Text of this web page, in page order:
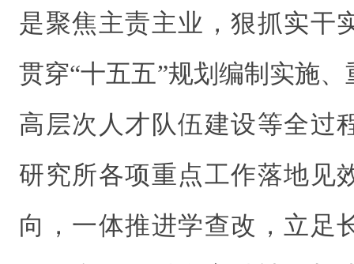
是聚焦主责主业，狠抓实干
贯穿“十五五”规划编制实施
高层次人才队伍建设等全过
研究所各项重点工作落地见
向，一体推进学查改，立足